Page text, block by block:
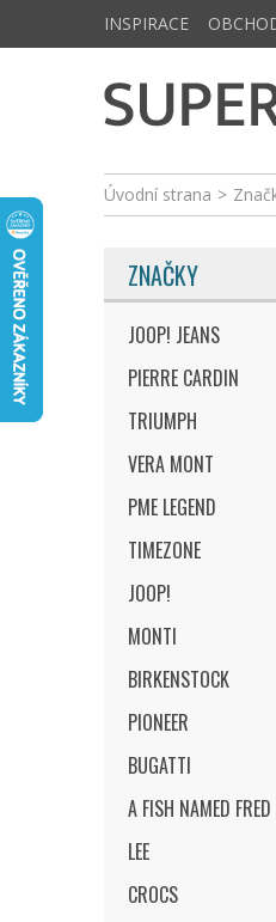
Úvodní strana >
ZNAČKY
JOOP! JEANS
PIERRE CARDIN
TRIUMPH
VERA MONT
PME LEGEND
TIMEZONE
JOOP!
MONTI
BIRKENSTOCK
PIONEER
BUGATTI
A FISH NAMED FRED
LEE
CROCS
INSPIRACE